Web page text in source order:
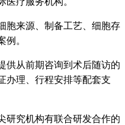
胞来源、制备工艺、细胞存
例。
供从前期咨询到术后随访的
办理、行程安排等配套支
研究机构有联合研发合作的